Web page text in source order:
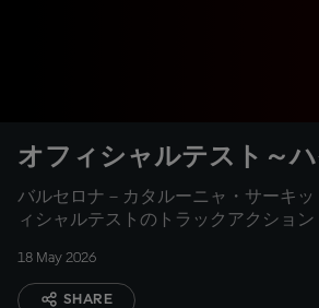
オフィシャルテスト～
バルセロナ－カタルーニャ・サーキ
ィシャルテストのトラックアクション
18 May 2026
SHARE